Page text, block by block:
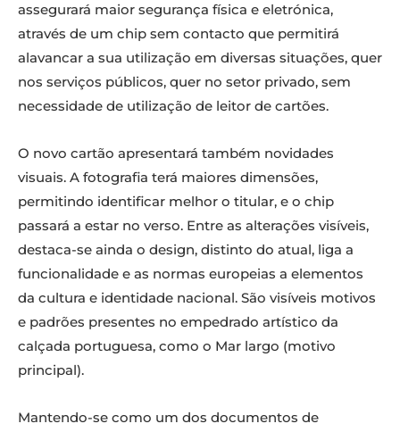
assegurará maior segurança física e eletrónica,
através de um chip sem contacto que permitirá
alavancar a sua utilização em diversas situações, quer
nos serviços públicos, quer no setor privado, sem
necessidade de utilização de leitor de cartões.
O novo cartão apresentará também novidades
visuais. A fotografia terá maiores dimensões,
permitindo identificar melhor o titular, e o chip
passará a estar no verso. Entre as alterações visíveis,
destaca-se ainda o design, distinto do atual, liga a
funcionalidade e as normas europeias a elementos
da cultura e identidade nacional. São visíveis motivos
e padrões presentes no empedrado artístico da
calçada portuguesa, como o Mar largo (motivo
principal).
Mantendo-se como um dos documentos de